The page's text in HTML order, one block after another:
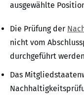
ausgewählte
Die Prüfung der
nicht vom
durchgeführt
Das